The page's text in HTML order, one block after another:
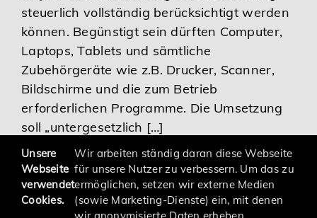
steuerlich vollständig berücksichtigt werden
können. Begünstigt sein dürften Computer,
Laptops, Tablets und sämtliche
Zubehörgeräte wie z.B. Drucker, Scanner,
Bildschirme und die zum Betrieb
erforderlichen Programme. Die Umsetzung
soll „untergesetzlich […]
Unsere
Webseite
verwendet
Cookies.
Wir arbeiten ständig daran diese Webseite
für unsere Nutzer zu verbessern. Um das zu
ermöglichen, setzen wir externe Medien
(sowie Marketing-Dienste) ein, mit denen